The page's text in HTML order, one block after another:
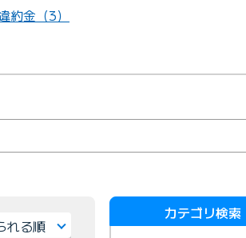
約金（3）
カテゴリ検索